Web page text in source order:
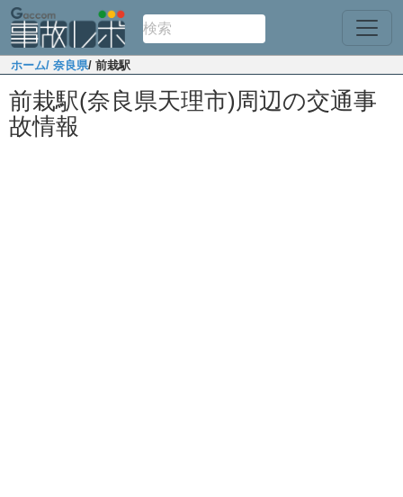
ホーム/ 奈良県/ 前栽駅
前栽駅(奈良県天理市)周辺の交通事
故情報